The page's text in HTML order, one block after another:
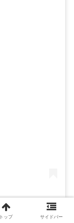
トップ サイドバー